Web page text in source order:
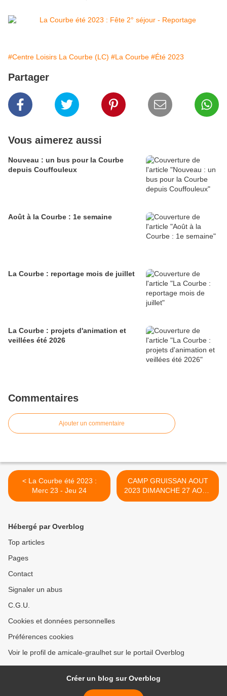
#Centre Loisirs La Courbe (LC) #La Courbe #Été 2023
Partager
Vous aimerez aussi
Nouveau : un bus pour la Courbe
depuis Couffouleux
Août à la Courbe : 1e semaine
La Courbe : reportage mois de juillet
La Courbe : projets d'animation et
veillées été 2026
Commentaires
Ajouter un commentaire
< La Courbe été 2023 :
Merc 23 - Jeu 24
CAMP GRUISSAN AOUT
2023 DIMANCHE 27 AOUT
>
Hébergé par Overblog
Top articles
Pages
Contact
Signaler un abus
C.G.U.
Cookies et données personnelles
Préférences cookies
Voir le profil de amicale-graulhet sur le portail Overblog
Créer un blog sur Overblog